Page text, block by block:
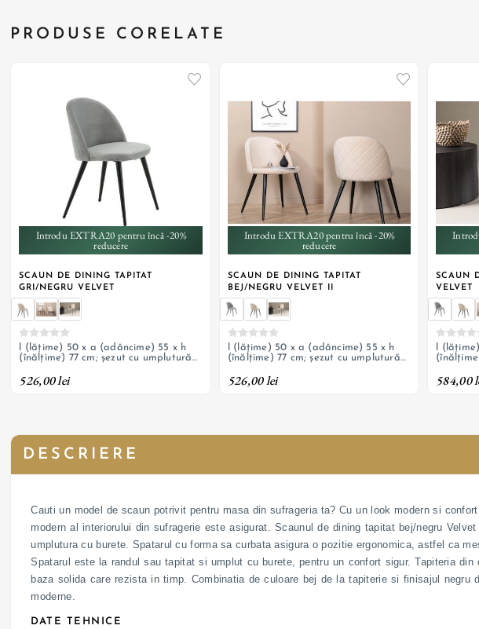
PRODUSE CORELATE
Introdu EXTRA20 pentru încă -20%
reducere
SCAUN DE DINING TAPITAT
GRI/NEGRU VELVET
+ 6
l (lățime) 50 x a (adâncime) 55 x h
(înălțime) 77 cm; șezut cu umplutură
picioare din oțel cu finisaj negru
526,00 lei
Introdu EXTRA20 pentru încă -20%
reducere
SCAUN DE DINING TAPITAT
BEJ/NEGRU VELVET II
+ 6
l (lățime) 50 x a (adâncime) 55 x h
(înălțime) 77 cm; șezut cu umplutură
picioare din oțel cu finisaj negru
526,00 lei
SCAUN
VELVET
l
picioare
nuc
584,00
DESCRIERE
Cauti un model de scaun potrivit pentru masa din sufrageria ta? Cu un look modern si
modern al interiorului din sufragerie este asigurat. Scaunul de dining tapitat bej/negru
umplutura cu burete. Spatarul cu forma sa curbata asigura o pozitie ergonomica, astfel ca
Spatarul este la randul sau tapitat si umplut cu burete, pentru un confort sigur. Tapiteria
baza solida care rezista in timp. Combinatia de culoare bej de la tapiterie si finisajul
moderne.
DATE TEHNICE